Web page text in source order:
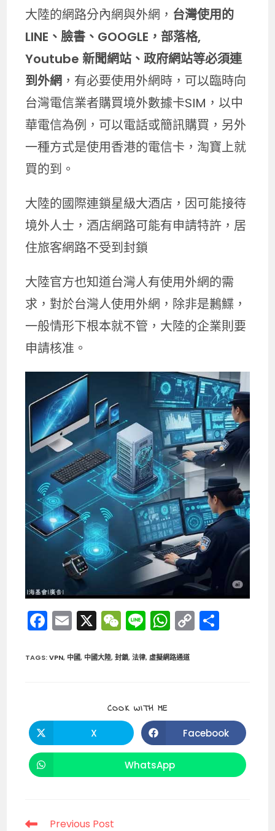
大陸的網路分內網與外網， 台灣使用的
LINE、臉書、GOOGLE，部落格,
Youtube 新聞網站、政府網站等必須連
到外網 ，有必要使用外網時，可以臨時向
台灣電信業者購買境外數據卡SIM，以中
華電信為例，可以電話或簡訊購買，另外
一種方式是使用香港的電信卡，淘寶上就
買的到。
大陸的國際連鎖星級大酒店，因可能接待
境外人士，酒店網路可能有申請特許，居
住旅客網路不受到封鎖
大陸官方也知道台灣人有使用外網的需
求，對於台灣人使用外網，除非是鶼鰈，
一般情形下根本就不管，大陸的企業則要
申請核准。
F
a
c
o
o
k
E
m
ai
X W
e
C
a
t
Li
n
e
W
h
a
p
p
C
o
n
k
TAGS:VPN, 中國, 中國大陸, 封鎖, 法律, 虛擬網路通道
COOK WITH ME
Opens
in
a
X Opens
in
a
Facebook
Opens
in
WhatsApp
Read
Previous Post